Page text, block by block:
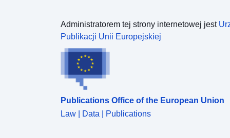
Administratorem tej strony internetowej jest
Publikacji Unii Europejskiej
Publications Office of the European Union
Law | Data | Publications